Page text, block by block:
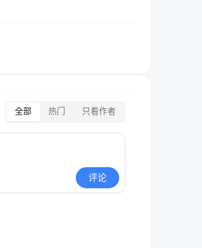
全部 热门 只看作者
评论